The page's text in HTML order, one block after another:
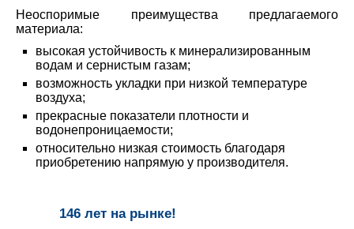
Неоспоримые преимущества предлагаемого
материала:
высокая устойчивость к минерализированным
водам и сернистым газам;
возможность укладки при низкой температуре
воздуха;
прекрасные показатели плотности и
водонепроницаемости;
относительно низкая стоимость благодаря
приобретению напрямую у производителя.
146 лет на рынке!